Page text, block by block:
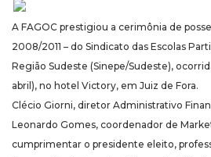
A FAGOC prestigiou a cerimônia de
2008/2011 – do Sindicato das Escolas
Região Sudeste (Sinepe/Sudeste),
abril), no hotel Victory, em Juiz de Fora.
Clécio Giorni, diretor Administrativo
Leonardo Gomes, coordenador de
cumprimentar o presidente eleito,